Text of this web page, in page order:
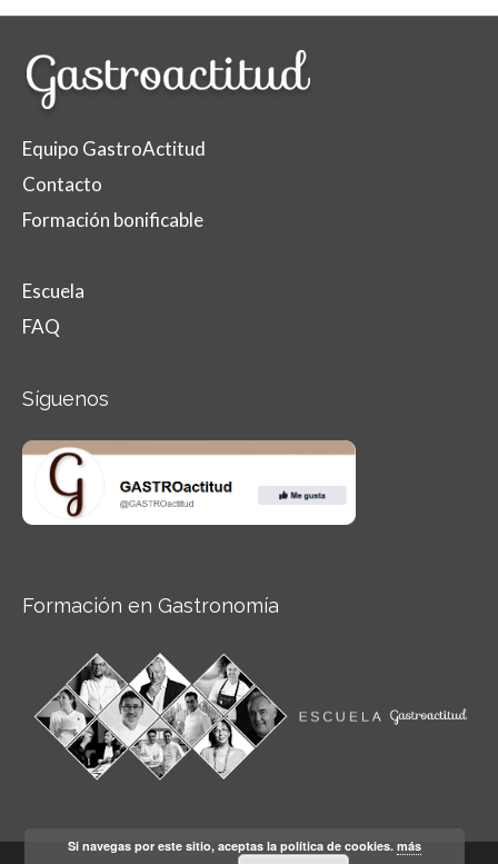
Equipo GastroActitud
Contacto
Formación bonificable
Escuela
FAQ
Síguenos
Formación en Gastronomía
Si navegas por este sitio, aceptas la política de cookies.más